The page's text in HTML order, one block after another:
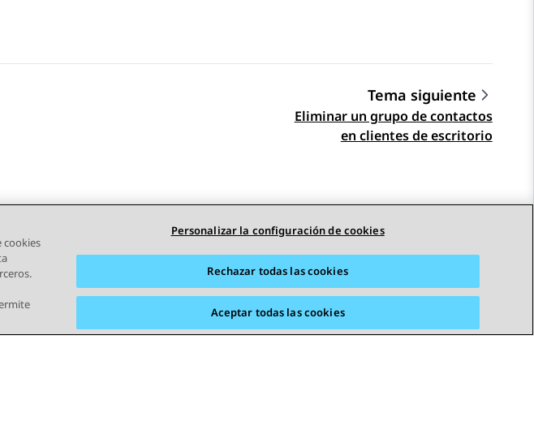
Tema siguiente
Eliminar un grupo de contactos
en clientes de escritorio
cookies
Personalizar la configuración de cookies
Rechazar todas las cookies
Aceptar todas las cookies